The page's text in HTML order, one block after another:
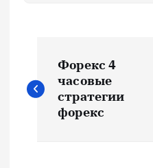
а
Форекс 4
часовые
стратегии
форекс